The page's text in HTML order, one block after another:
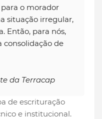
para o morador
situação irregular,
Então, para nós,
consolidação de
da Terracap
de escrituração
e institucional.